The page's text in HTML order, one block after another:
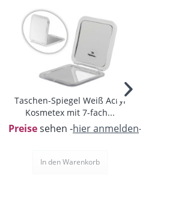
Taschen-Spiegel Weiß Acryl
Kosmetex mit 7-fach...
Preisesehen -hier anmelden-
In denWarenkorb